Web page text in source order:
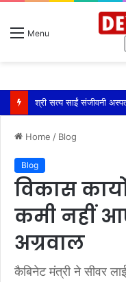
Menu
Home / Blog
Blog
विकास
कमी नहीं
अग्रवाल
कैबिनेट मंत्री ने सीवर